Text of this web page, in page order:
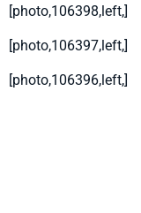
[photo,106398,left,]
[photo,106397,left,]
[photo,106396,left,]